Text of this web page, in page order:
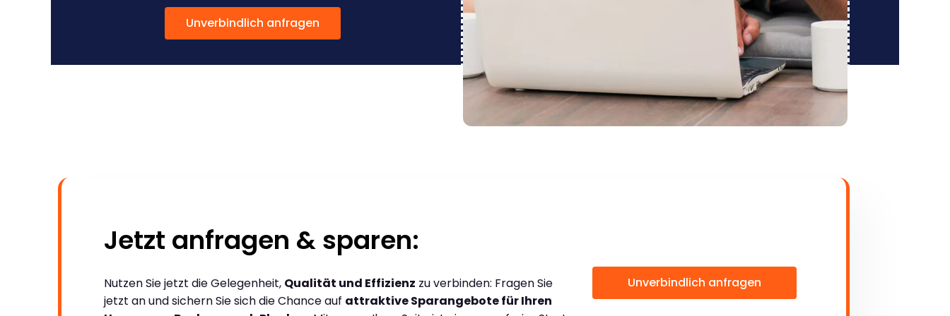
Unverbindlich anfragen
Jetzt anfragen & sparen:
Nutzen Sie jetzt die Gelegenheit, Qualität und Effizienz zu verbinden: Fragen Sie
jetzt an und sichern Sie sich die Chance auf attraktive Sparangebote für Ihren
Unverbindlich anfragen